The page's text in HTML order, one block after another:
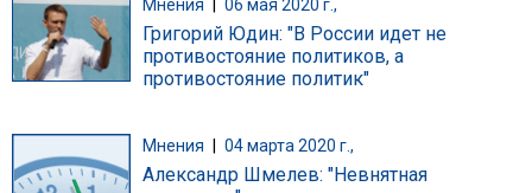
Мнения | 06 мая 2020 г.,
Григорий Юдин: "В России идет не
противостояние политиков, а
противостояние политик"
Мнения 04 марта 2020 г.,
Александр Шмелев: "Невнятная